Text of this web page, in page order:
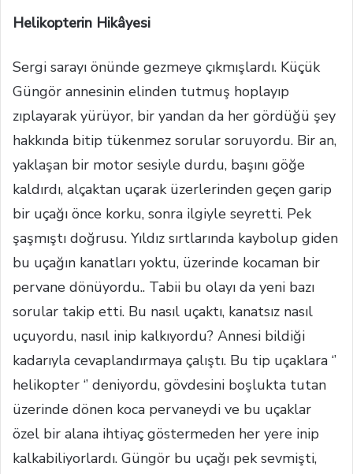
Helikopterin Hikâyesi
Sergi sarayı önünde gezmeye çıkmışlardı. Küçük
Güngör annesinin elinden tutmuş hoplayıp
zıplayarak yürüyor, bir yandan da her gördüğü şey
hakkında bitip tükenmez sorular soruyordu. Bir an,
yaklaşan bir motor sesiyle durdu, başını göğe
kaldırdı, alçaktan uçarak üzerlerinden geçen garip
bir uçağı önce korku, sonra ilgiyle seyretti. Pek
şaşmıştı doğrusu. Yıldız sırtlarında kaybolup giden
bu uçağın kanatları yoktu, üzerinde kocaman bir
pervane dönüyordu.. Tabii bu olayı da yeni bazı
sorular takip etti. Bu nasıl uçaktı, kanatsız nasıl
uçuyordu, nasıl inip kalkıyordu? Annesi bildiği
kadarıyla cevaplandırmaya çalıştı. Bu tip uçaklara ‘’
helikopter ‘’ deniyordu, gövdesini boşlukta tutan
üzerinde dönen koca pervaneydi ve bu uçaklar
özel bir alana ihtiyaç göstermeden her yere inip
kalkabiliyorlardı. Güngör bu uçağı pek sevmişti,